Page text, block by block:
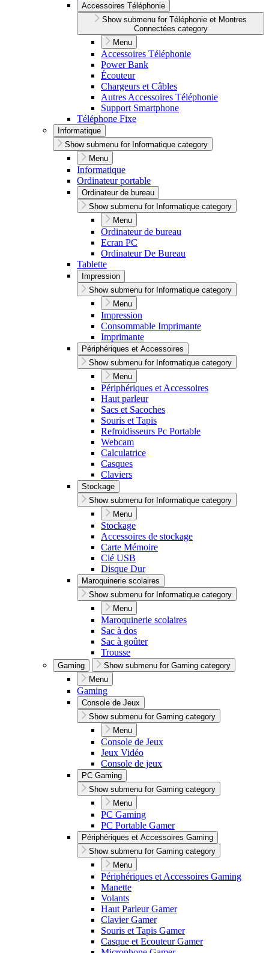
Accessoires Téléphonie
Show submenu for Téléphonie et Montres
Connectées category
Menu
Accessoires Téléphonie
Power Bank
Écouteur
Chargeurs et Câbles
Autres Accessoires Téléphonie
Support Smartphone
Téléphone Fixe
Informatique
Show submenu for Informatique category
Menu
Informatique
Ordinateur portable
Ordinateur de bureau
Show submenu for Informatique category
Menu
Ordinateur de bureau
Ecran PC
Ordinateur De Bureau
Tablette
Impression
Show submenu for Informatique category
Menu
Impression
Consommable Imprimante
Imprimante
Périphériques et Accessoires
Show submenu for Informatique category
Menu
Périphériques et Accessoires
Haut parleur
Sacs et Sacoches
Souris et Tapis
Refroidisseurs Pc Portable
Webcam
Calculatrice
Casques
Claviers
Stockage
Show submenu for Informatique category
Menu
Stockage
Accessoires de stockage
Carte Mémoire
Clé USB
Disque Dur
Maroquinerie scolaires
Show submenu for Informatique category
Menu
Maroquinerie scolaires
Sac à dos
Sac à goûter
Trousse
Gaming
Show submenu for Gaming category
Menu
Gaming
Console de Jeux
Show submenu for Gaming category
Menu
Console de Jeux
Jeux Vidéo
Console de jeux
PC Gaming
Show submenu for Gaming category
Menu
PC Gaming
PC Portable Gamer
Périphériques et Accessoires Gaming
Show submenu for Gaming category
Menu
Périphériques et Accessoires Gaming
Manette
Volants
Haut Parleur Gamer
Clavier Gamer
Souris et Tapis Gamer
Casque et Ecouteur Gamer